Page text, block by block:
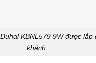
KBNL579 9W được lắp
khách